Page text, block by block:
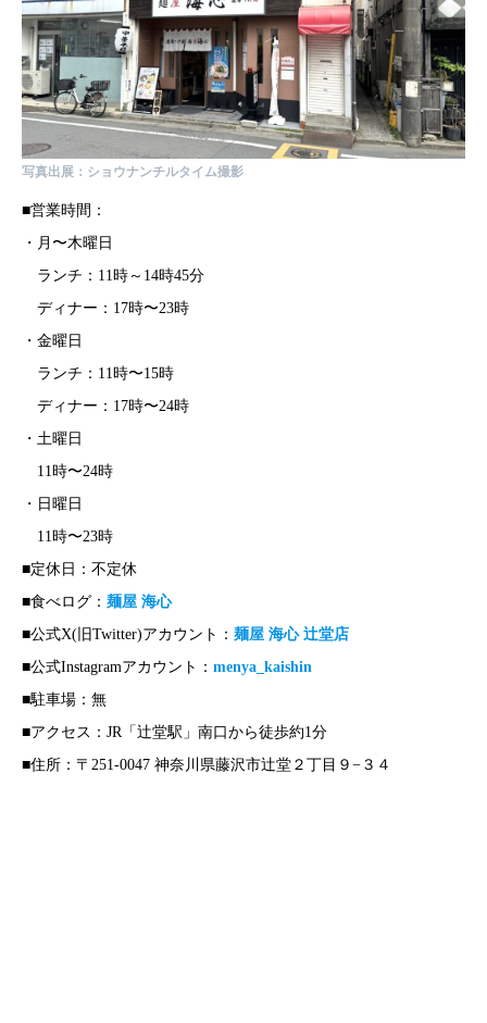
写真出展：ショウナンチルタイム撮影
■営業時間：
・月〜木曜日
ランチ：11時～14時45分
ディナー：17時〜23時
・金曜日
ランチ：11時〜15時
ディナー：17時〜24時
・土曜日
11時〜24時
・日曜日
11時〜23時
■定休日：不定休
■食べログ： 麺屋 海心
■公式X(旧Twitter)アカウント： 麺屋 海心 辻堂店
■公式Instagramアカウント： menya_kaishin
■駐車場：無
■アクセス：JR「辻堂駅」南口から徒歩約1分
■住所：〒251-0047 神奈川県藤沢市辻堂２丁目９−３４